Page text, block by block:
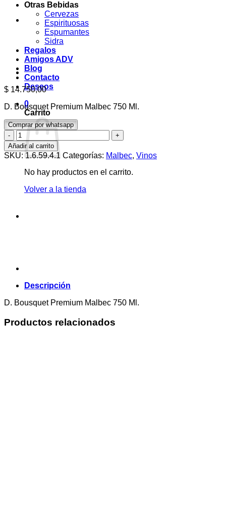
Otras Bebidas
Cervezas
Espirituosas
Espumantes
Sidra
Regalos
Amigos ADV
Blog
Contacto
Deseos
0
Carrito
No hay productos en el carrito.
Volver a la tienda
$ 14.750,00
D. Bousquet Premium Malbec 750 Ml.
Comprar por whatsapp
D.
Bousquet
Premium
Malbec
750
cantidad
Añadir al carrito
SKU:1.6.59.4.1 Categorías: Malbec, Vinos
Descripción
D. Bousquet Premium Malbec 750 Ml.
Productos relacionados